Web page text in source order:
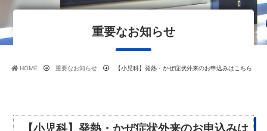
重要なお知らせ
HOME 重要なお知らせ 【小児科】発熱・かぜ症状外来のお申込みはこちら
【小児科】発熱・かぜ症状外来のお申込みは